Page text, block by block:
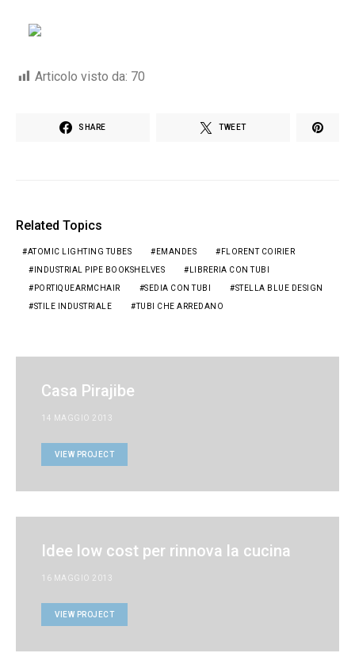
Articolo visto da: 70
SHARE TWEET
Related Topics
ATOMIC LIGHTING TUBES EMANDES FLORENT COIRIER
INDUSTRIAL PIPE BOOKSHELVES LIBRERIA CON TUBI
PORTIQUEARMCHAIR SEDIA CON TUBI STELLA BLUE DESIGN
STILE INDUSTRIALE TUBI CHE ARREDANO
Casa Pirajibe
14 MAGGIO 2013
VIEW PROJECT
Idee low cost per rinnova la cucina
16 MAGGIO 2013
VIEW PROJECT